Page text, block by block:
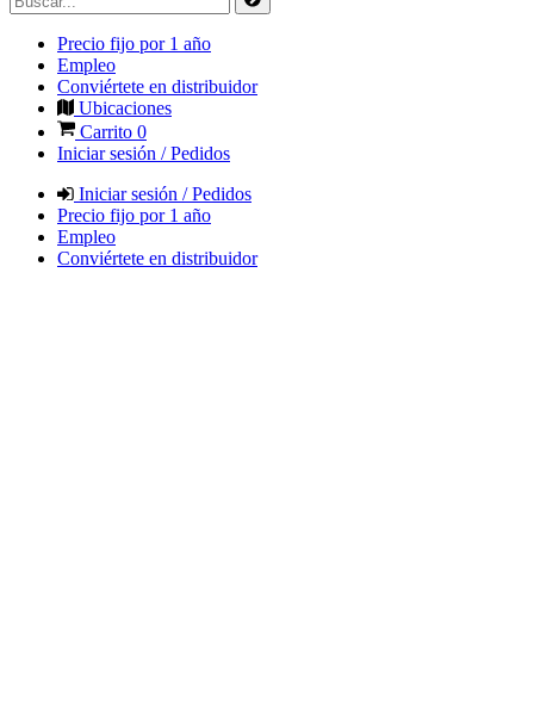
Precio fijo por 1 año
Empleo
Conviértete en distribuidor
Ubicaciones
Carrito 0
Iniciar sesión / Pedidos
Iniciar sesión / Pedidos
Precio fijo por 1 año
Empleo
Conviértete en distribuidor